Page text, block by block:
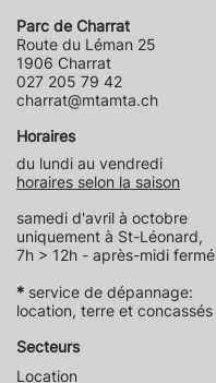
Parc de Charrat
Route du Léman 25
1906 Charrat
027 205 79 42
charrat@mtamta.ch
Horaires
du lundi au vendredi
horaires selon la saison
samedi d'avril à octobre
uniquement à St-Léonard,
7h > 12h - après-midi fermé
* service de dépannage:
location, terre et concassés
Secteurs
Location